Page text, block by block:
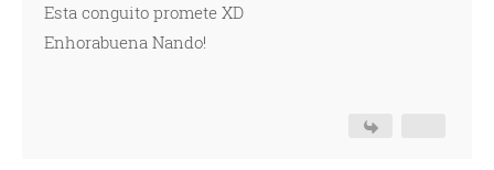
Esta conguito promete XD
Enhorabuena Nando!